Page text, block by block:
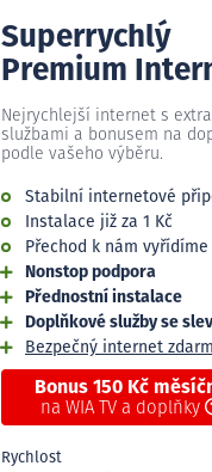
Superrychlý
Premium
Nejrychlejší internet s extra
službami a bonusem na
podle vašeho výběru.
Stabilní internetové
Instalace již za 1 Kč
Přechod k nám vyřídíme
Nonstop podpora
Přednostní instalace
Doplňkové služby se
Bezpečný internet
Bonus 150 Kč
na WIA TV a doplňky
Rychlost